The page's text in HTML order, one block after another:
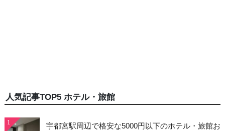
人気記事TOP5 ホテル・旅館
1
宇都宮駅周辺で格安な5000円以下のホテル・旅館お